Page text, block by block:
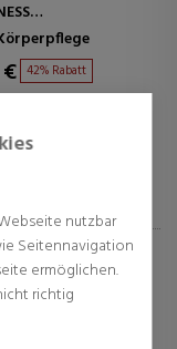
nutzbar
Seitennavigation
ermöglichen.
richtig
42% Rabatt
PUDER
TEINT – 96